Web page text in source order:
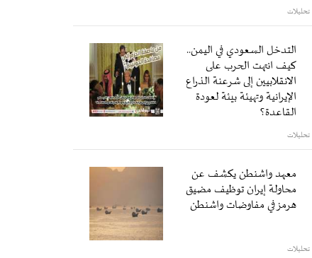
تحليلات
التدخل السعودي في اليمن..
كيف انتهت الحرب على
الانقلابيين إلى شرعنة الذراع
الإيرانية وتهيئة بيئة لعودة
القاعدة؟
تحليلات
معهد واشنطن يكشف عن
محاولة إيران توظيف مضيق
هرمز في مفاوضات واشنطن
تحليلات